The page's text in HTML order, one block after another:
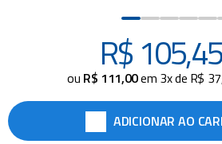
R$105,45
ou R$ 111,00em 3x de R$ 37
ADICIONAR AO